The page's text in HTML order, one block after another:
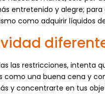
entretenido y alegre;
como adquirir líquidos
las restricciones, intenta
como una buena cena y
y concentrarte en tus